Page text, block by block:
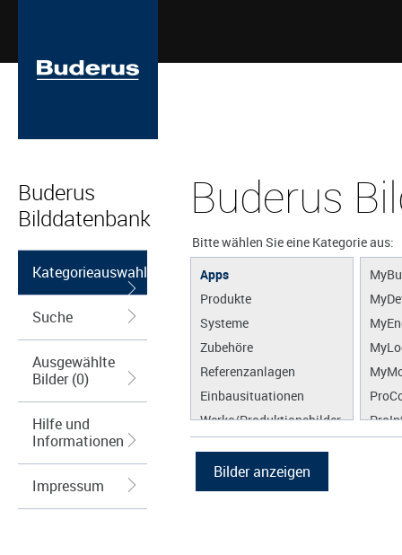
Buderus
Bilddatenbank
Kategorieauswahl
Suche
Ausgewählte
Bilder (0)
Hilfe und
Informationen
Impressum
Buderus
Bitte wählen Sie eine Kategorie aus:
Apps
Produkte
Systeme
Zubehöre
Referenzanlagen
Einbausituationen
Werke/Produktionsbilder
Grafiken